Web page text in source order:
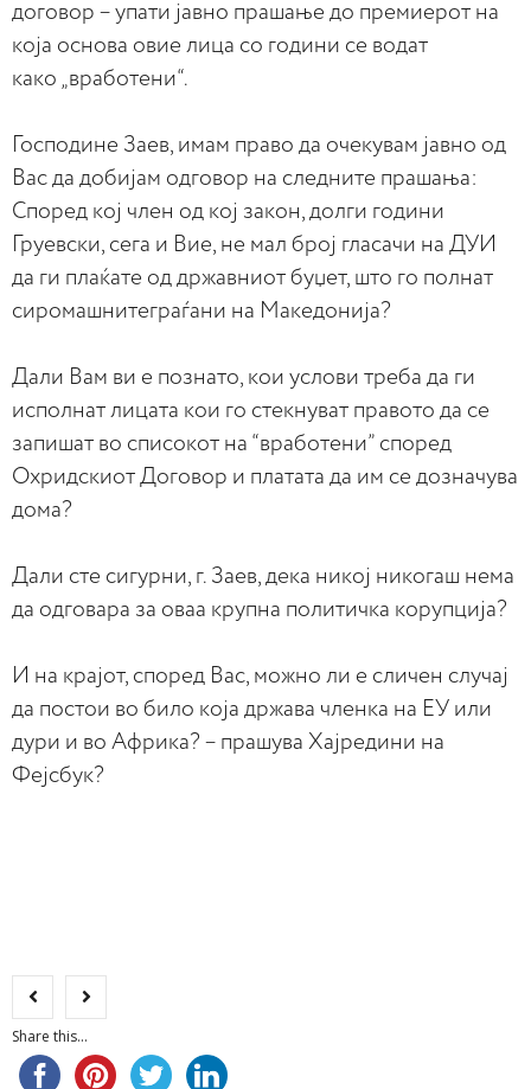
договор – упати јавно прашање до премиерот на
која основа овие лица со години се водат
како „вработени“.
Господине Заев, имам право да очекувам јавно од
Вас да добијам одговор на следните прашања:
Според кој член од кој закон, долги години
Груевски, сега и Вие, не мал број гласачи на ДУИ
да ги плаќате од државниот буџет, што го полнат
сиромашнитеграѓани на Македонија?
Дали Вам ви е познато, кои услови треба да ги
исполнат лицата кои го стекнуват правото да се
запишат во списокот на “вработени” според
Охридскиот Договор и платата да им се дозначува
дома?
Дали сте сигурни, г. Заев, дека никој никогаш нема
да одговара за оваа крупна политичка корупција?
И на крајот, според Вас, можно ли е сличен случај
да постои во било која држава членка на ЕУ или
дури и во Африка? – прашува Хајредини на
Фејсбук?
Share this...